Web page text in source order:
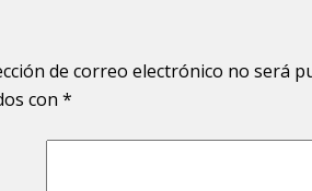
de correo electrónico no será
con *